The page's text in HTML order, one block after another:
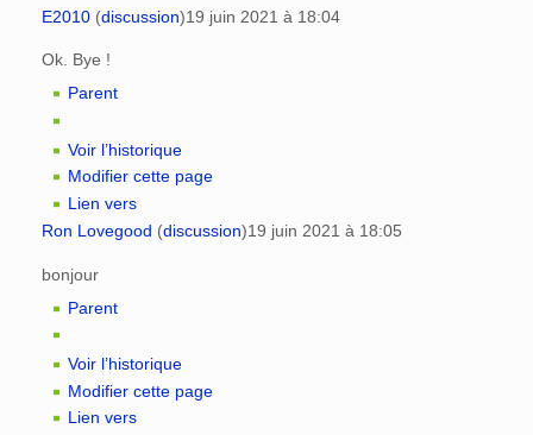
E2010 (discussion)19 juin 2021 à 18:04
Ok. Bye !
Parent
Voir l’historique
Modifier cette page
Lien vers
Ron Lovegood (discussion)19 juin 2021 à 18:05
bonjour
Parent
Voir l’historique
Modifier cette page
Lien vers